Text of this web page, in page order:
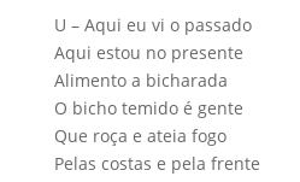
U – Aqui eu vi o passado
Aqui estou no presente
Alimento a bicharada
O bicho temido é gente
Que roça e ateia fogo
Pelas costas e pela frente